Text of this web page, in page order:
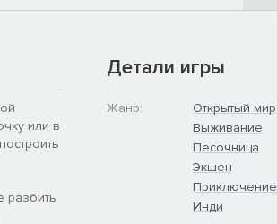
или в
разбить
Детали игры
Жанр:
Открытый мир
Выживание
Песочница
Экшен
Приключение
Инди